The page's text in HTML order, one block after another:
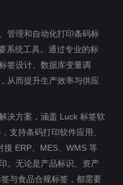
管理和自动化打印条码标
系统工具。通过专业的标
签设计、数据库变量调
从而提升生产效率与供应
决方案，涵盖 Luck 标签软
支持条码打印软件应用、
接 ERP、MES、WMS 等
。无论是产品标识、资产
与食品合规标签，都需要